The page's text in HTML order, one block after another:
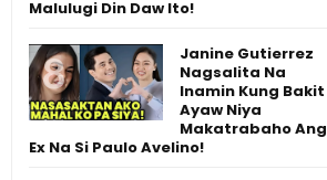
Malulugi Din Daw Ito!
Janine Gutierrez
Nagsalita Na
Inamin Kung Bakit
Ayaw Niya
Makatrabaho Ang
Ex Na Si Paulo Avelino!